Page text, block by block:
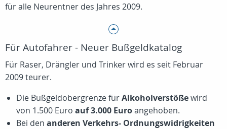
für alle Neurentner des Jahres 2009.
Für Autofahrer - Neuer Bußgeldkatalog
Für Raser, Drängler und Trinker wird es seit Februar
2009 teurer.
Die Bußgeldobergrenze fürAlkoholverstößewird
von 1.500 Euro auf 3.000 Euroangehoben.
Bei den anderen Verkehrs- Ordnungswidrigkeiten